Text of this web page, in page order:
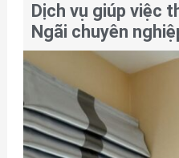
Dịch vụ giúp việc
Ngãi chuyên